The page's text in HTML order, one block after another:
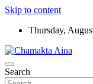
Skip to content
Thursday,
Chamakta
Hindi News Paper –
Search